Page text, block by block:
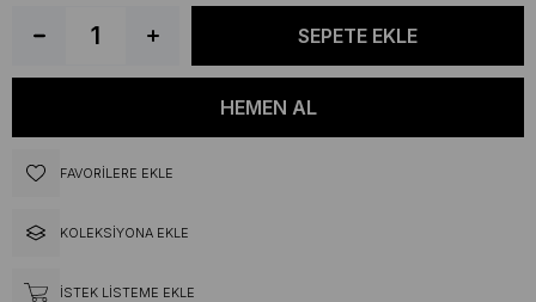
FAVORILERE EKLE
KOLEKSIYONA EKLE
İSTEK LISTEME EKLE